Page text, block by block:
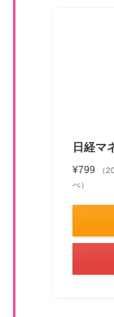
日経マ
¥799
（
べ）